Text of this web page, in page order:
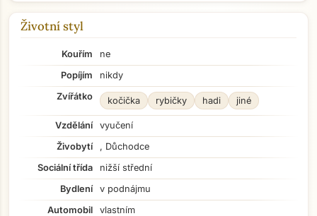
Životní styl
Kouřím
ne
Popíjím
nikdy
Zvířátko
kočička rybičky hadi jiné
Vzdělání
vyučení
Živobytí
, Důchodce
Sociální třída
nižší střední
Bydlení
v podnájmu
Automobil
vlastním